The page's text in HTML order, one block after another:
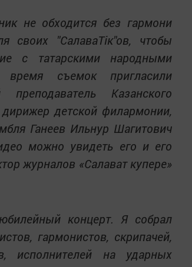
не обходится без гармони
"СалаваТік"ов, чтобы
с татарскими народными
съемок пригласили
Казанского
дирижер детской филармонии,
Ганеев Ильнур Шагитович
можно увидеть его и его
журналов «Салават купере»
концерт. Я собрал
гармонистов, скрипачей,
исполнителей на ударных